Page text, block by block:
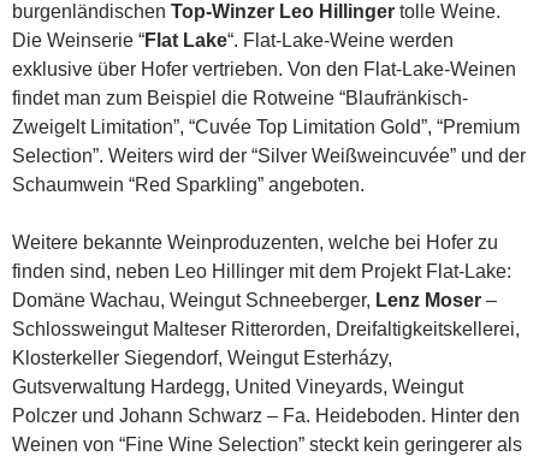
burgenländischen Top-Winzer Leo Hillinger tolle Weine.
Die Weinserie “Flat Lake“. Flat-Lake-Weine werden
exklusive über Hofer vertrieben. Von den Flat-Lake-Weinen
findet man zum Beispiel die Rotweine “Blaufränkisch-
Zweigelt Limitation”, “Cuvée Top Limitation Gold”, “Premium
Selection”. Weiters wird der “Silver Weißweincuvée” und der
Schaumwein “Red Sparkling” angeboten.
Weitere bekannte Weinproduzenten, welche bei Hofer zu
finden sind, neben Leo Hillinger mit dem Projekt Flat-Lake:
Domäne Wachau, Weingut Schneeberger, Lenz Moser –
Schlossweingut Malteser Ritterorden, Dreifaltigkeitskellerei,
Klosterkeller Siegendorf, Weingut Esterházy,
Gutsverwaltung Hardegg, United Vineyards, Weingut
Polczer und Johann Schwarz – Fa. Heideboden. Hinter den
Weinen von “Fine Wine Selection” steckt kein geringerer als